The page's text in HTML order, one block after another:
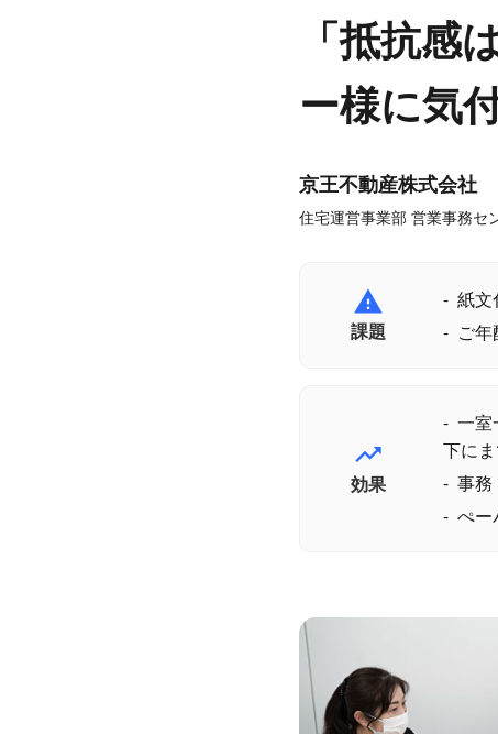
「抵抗
ー様に気
京王不動産株式会社
住宅運営事業部 営業事務セ
report_problem
課題
紙文
ご
trending_up
効果
一室
下に
事務
ぺー